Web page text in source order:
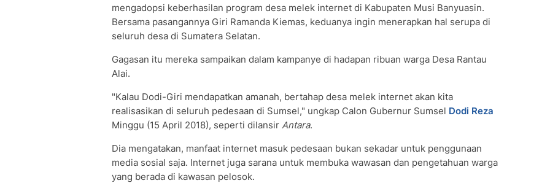
mengadopsi keberhasilan program desa melek internet di Kabupaten Musi Banyuasin.
Bersama pasangannya Giri Ramanda Kiemas, keduanya ingin menerapkan hal serupa di
seluruh desa di Sumatera Selatan.
Gagasan itu mereka sampaikan dalam kampanye di hadapan ribuan warga Desa Rantau
Alai.
"Kalau Dodi-Giri mendapatkan amanah, bertahap desa melek internet akan kita
realisasikan di seluruh pedesaan di Sumsel," ungkap Calon Gubernur Sumsel Dodi Reza
Minggu (15 April 2018), seperti dilansir Antara.
Dia mengatakan, manfaat internet masuk pedesaan bukan sekadar untuk penggunaan
media sosial saja. Internet juga sarana untuk membuka wawasan dan pengetahuan warga
yang berada di kawasan pelosok.